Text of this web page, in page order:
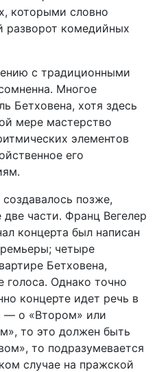
которыми словно
разворот комедийных
с традиционными
Многое
Бетховена, хотя здесь
мере мастерство
элементов
его
позже,
части. Франц Вегелер
концерта был написан
четыре
Бетховена,
Однако точно
концерте идет речь в
— о «Втором» или
то это должен быть
то подразумевается
случае на пражской